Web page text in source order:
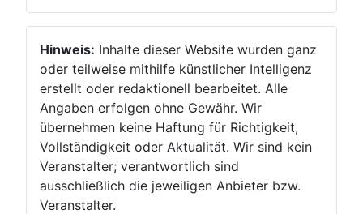
Hinweis: Inhalte dieser Website wurden ganz
oder teilweise mithilfe künstlicher Intelligenz
erstellt oder redaktionell bearbeitet. Alle
Angaben erfolgen ohne Gewähr. Wir
übernehmen keine Haftung für Richtigkeit,
Vollständigkeit oder Aktualität. Wir sind kein
Veranstalter; verantwortlich sind
ausschließlich die jeweiligen Anbieter bzw.
Veranstalter.